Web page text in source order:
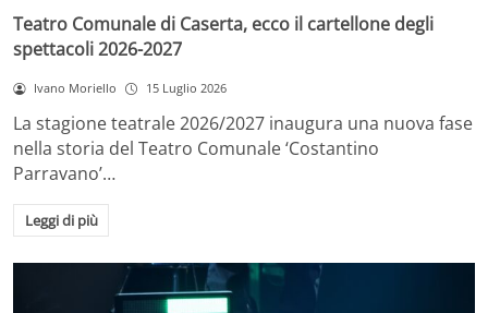
Teatro Comunale di Caserta, ecco il cartellone degli
spettacoli 2026-2027
Ivano Moriello 15 Luglio 2026
La stagione teatrale 2026/2027 inaugura una nuova fase
nella storia del Teatro Comunale ‘Costantino
Parravano’…
Leggi di più